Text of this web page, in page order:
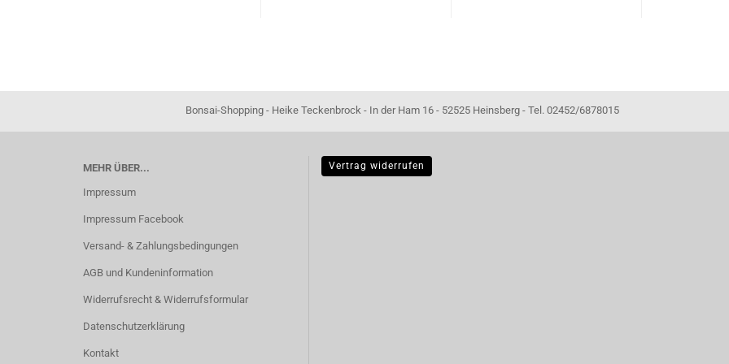
Bonsai-Shopping - Heike Teckenbrock - In der Ham 16 - 52525 Heinsberg - Tel. 02452/6878015
MEHR ÜBER...
Impressum
Impressum Facebook
Versand- & Zahlungsbedingungen
AGB und Kundeninformation
Widerrufsrecht & Widerrufsformular
Datenschutzerklärung
Kontakt
Vertrag widerrufen